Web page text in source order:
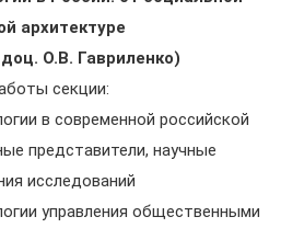
архитектуре
О.В. Гавриленко)
секции:
в современной российской
представители, научные
исследований
управления общественными